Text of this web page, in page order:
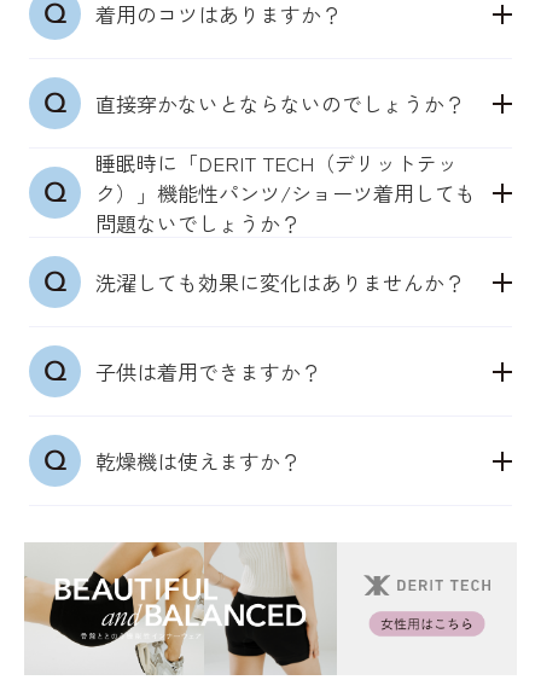
104~112cm
になることを推奨しているため、迷われたら小さめ
をおすすめしております。
25~27cm、27~29cm
いたします。しかし、着用しない期間が長くなる
機能性パンツ・ショーツや機能性インナーウェアシ
られない場合は、
寝ている時間に着用いただくナイトケアとしてご活
用いただくことで、日々、長時間着用をすることも
機能性ソックスは、靴により着用できないこともあ
ます。
を発表しています。他のデータについても随時取得
着用のコツはありますか？
●「DERIT TECH（デリットテック）」機能性パン
ツ/ショーツ
DERIT TECH が肌に触れるように穿いてください。
特に股下の部分がしっかり肌に触れると効果が期待
できます。
●「DERIT TECH（デリットテック）」機能性イン
ナーウェアシャツ/タンクトップ
はせず、さらっとした着心地の良い下着です。
すいよう、小さめのサイズを選択することをおすす
すが、それでも皮膚の感覚センサーは反応する確認
をとっております。
ナイトケアの場合、ブラジャーをせず、そのまま着
用いただくことでより効果が期待できます。
直接穿かないとならないのでしょうか？
●「DERIT TECH（デリットテック）」機能性パン
ツ/ショーツ
基本は直接穿いていただくことをおすすめしており
ます。DERIT TECH の縫製が筋肉に触れるように穿
いていただくことで、自然と筋肉が動き出すように
睡眠時に「DERIT TECH（デリットテッ
ク）」機能性パンツ/ショーツ着用しても
問題ないでしょうか？
睡眠時に着用しても問題ありません。DERIT
TECH（デリットテック）は24時間365日穿き続けら
でも穿いていただくことで効果が期待できます。
洗濯しても効果に変化はありませんか？
通常の洗濯と同様に洗っていただいて問題ございま
せん。生地が肌に触れないような状態になった場合
子供は着用できますか？
メンズサイズが合うようでしたらご着用できます。
医療用商品ではないため、部活や勉強時などの生活
期からケアをすることで、姿勢のケアや体づくりに
もつながります。
乾燥機は使えますか？
生地の特性上、乾燥機はおすすめはしておりませ
ん。乾燥機は使用せず、洗濯ネットに入れて洗濯
後、日陰干しをしてください。